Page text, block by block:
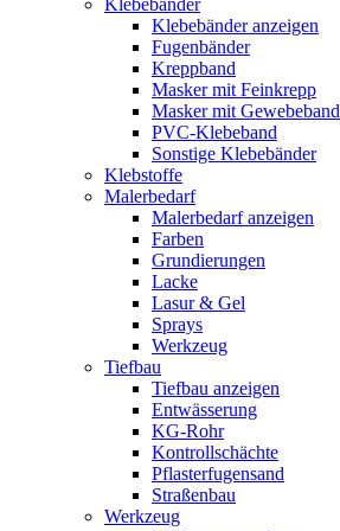
Klebebänder
Klebebänder anzeigen
Fugenbänder
Kreppband
Masker mit Feinkrepp
Masker mit Gewebeband
PVC-Klebeband
Sonstige Klebebänder
Klebstoffe
Malerbedarf
Malerbedarf anzeigen
Farben
Grundierungen
Lacke
Lasur & Gel
Sprays
Werkzeug
Tiefbau
Tiefbau anzeigen
Entwässerung
KG-Rohr
Kontrollschächte
Pflasterfugensand
Straßenbau
Werkzeug